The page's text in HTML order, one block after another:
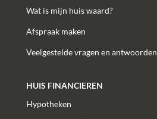
Wat is mijn huis waard?
Afspraak maken
Veelgestelde vragen en antwoorden
HUIS FINANCIEREN
Hypotheken